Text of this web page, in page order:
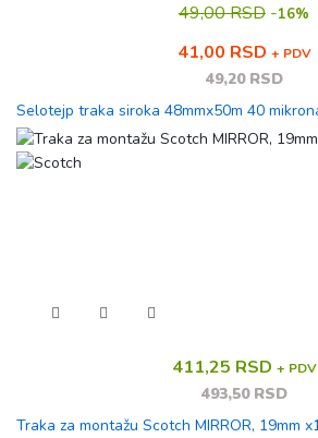
49,00 RSD -16%
41,00 RSD + PDV
49,20 RSD
Selotejp traka siroka 48mmx50m 40
411,25 RSD + PDV
493,50 RSD
Traka za montažu Scotch MIRROR, 19mm